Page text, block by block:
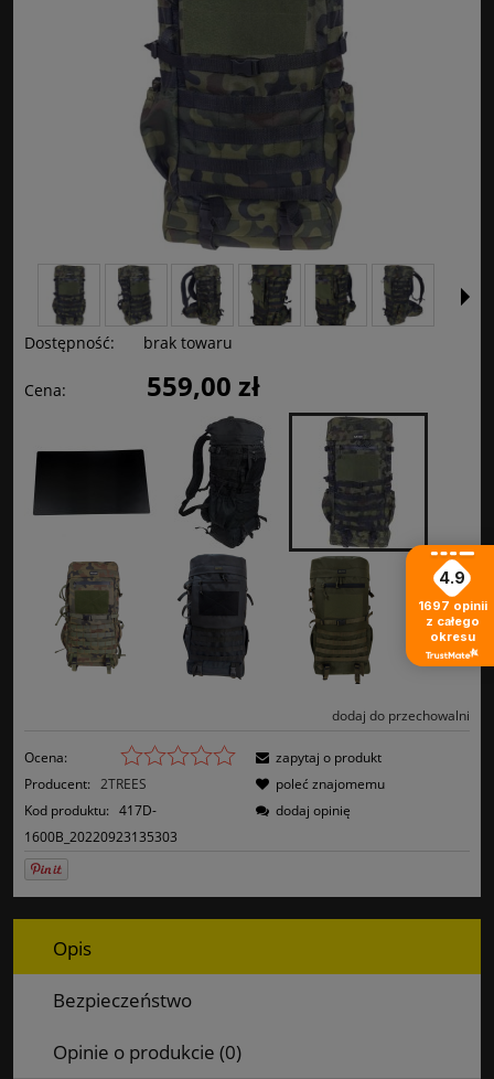
Dostępność: brak towaru
Cena: 559,00 zł
dodaj do przechowalni
Ocena:
Producent: 2TREES
Kod produktu: 417D-
1600B_20220923135303
zapytaj o produkt
poleć znajomemu
dodaj opinię
Opis
Bezpieczeństwo
Opinie o produkcie (0)
4.9
1697 opinii
z całego
okresu